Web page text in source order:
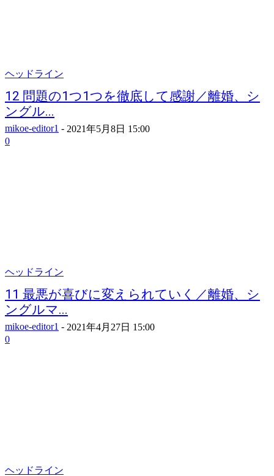
ヘッドライン
12 問題の1つ1つを徹底して感謝／離婚、シ
ングル...
mikoe-editor1 - 2021年5月8日 15:00
0
ヘッドライン
11 最悪が喜びに変えられていく／離婚、シ
ングルマ...
mikoe-editor1 - 2021年4月27日 15:00
0
ヘッドライン